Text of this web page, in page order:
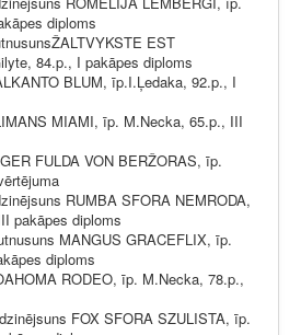
diploms
EST
84.p., I pakāpes diploms
BLUM, īp.I.Ļedaka, 92.p., I
MIAMI, īp. M.Necka, 65.p., III
FULDA VON BERŽORAS, īp.
RUMBA SFORA NEMRODA,
pakāpes diploms
MANGUS GRACEFLIX, īp.
diploms
RODEO, īp. M.Necka, 78.p.,
FOX SFORA SZULISTA, īp.